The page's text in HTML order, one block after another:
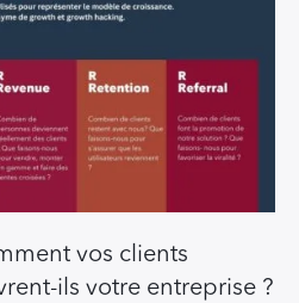
vos clients
ils votre entreprise ?